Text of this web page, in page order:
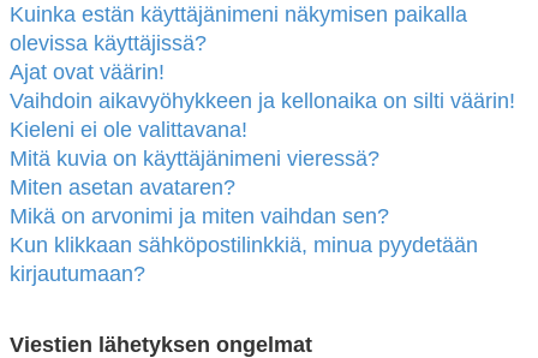
Kuinka estän käyttäjänimeni näkymisen paikalla
olevissa käyttäjissä?
Ajat ovat väärin!
Vaihdoin aikavyöhykkeen ja kellonaika on silti väärin!
Kieleni ei ole valittavana!
Mitä kuvia on käyttäjänimeni vieressä?
Miten asetan avataren?
Mikä on arvonimi ja miten vaihdan sen?
Kun klikkaan sähköpostilinkkiä, minua pyydetään
kirjautumaan?
Viestien lähetyksen ongelmat